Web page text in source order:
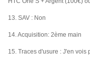
13. SAV : Non
14. Acquisition: 2ème main
15. Traces d'usure : J'en vois